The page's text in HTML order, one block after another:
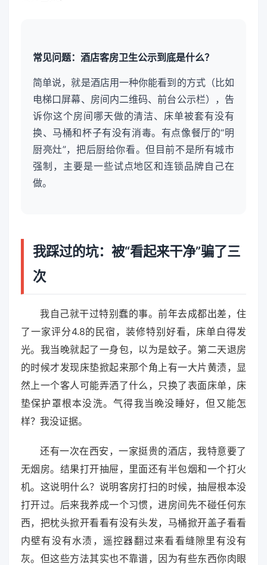
常见问题：酒店客房卫生公示到底是什么？
简单说，就是酒店用一种你能看到的方式（比如
电梯口屏幕、房间内二维码、前台公示栏），告
诉你这个房间哪天做的清洁、床单被套有没有
换、马桶和杯子有没有消毒。有点像餐厅的“明
厨亮灶”，把后厨给你看。但目前不是所有城市
强制，主要是一些试点地区和连锁品牌自己在
做。
我踩过的坑：被“看起来干净”骗了三
次
我自己就干过特别蠢的事。前年去成都出差，住
了一家评分4.8的民宿，装修特别好看，床单白得发
光。我当晚就起了一身包，以为是蚊子。第二天退房
的时候才发现床垫掀起来那个角上有一大片黄渍，显
然上一个客人可能弄洒了什么，只换了表面床单，床
垫保护罩根本没洗。气得我当晚没睡好，但又能怎
样？我没证据。
还有一次在西安，一家挺贵的酒店，我特意要了
无烟房。结果打开抽屉，里面还有半包烟和一个打火
机。这说明什么？说明客房打扫的时候，抽屉根本没
打开过。后来我养成一个习惯，进房间先不碰任何东
西，把枕头掀开看看有没有头发，马桶掀开盖子看看
内壁有没有水渍，遥控器翻过来看看缝隙里有没有
灰。但这些方法其实也不靠谱，因为有些东西你肉眼